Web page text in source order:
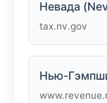
Невада
tax.nv.gov
Нью-